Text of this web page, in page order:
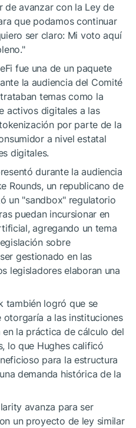
avanzar con la Ley de
que podamos continuar
ser claro: Mi voto aquí
fue una de un paquete
la audiencia del Comité
temas como la
activos digitales a las
por parte de la
a nivel estatal
digitales.
durante la audiencia
Rounds, un republicano de
un "sandbox" regulatorio
puedan incursionar en
agregando un tema
sobre
gestionado en las
legisladores elaboran una
también logró que se
otorgaría a las instituciones
la práctica de cálculo del
lo que Hughes calificó
para la estructura
demanda histórica de la
avanza para ser
un proyecto de ley similar